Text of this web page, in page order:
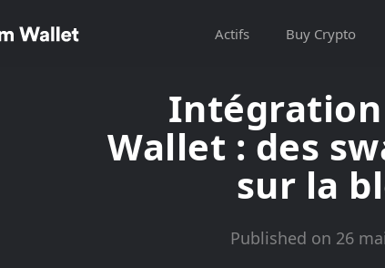
Actifs Buy Crypto
Intégration
Wallet : des
sur la
Published on 26